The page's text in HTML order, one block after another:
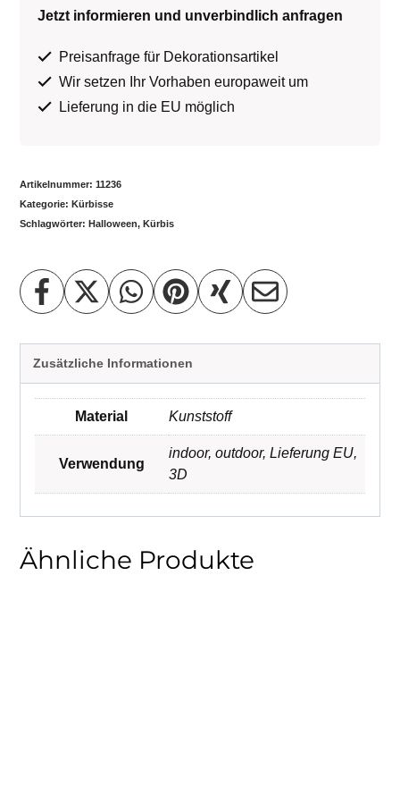
Jetzt informieren und unverbindlich anfragen
Preisanfrage für Dekorationsartikel
Wir setzen Ihr Vorhaben europaweit um
Lieferung in die EU möglich
Artikelnummer: 11236
Kategorie: Kürbisse
Schlagwörter: Halloween, Kürbis
Zusätzliche Informationen
Material Kunststoff
Verwendung
indoor, outdoor, Lieferung EU,
3D
Ähnliche Produkte